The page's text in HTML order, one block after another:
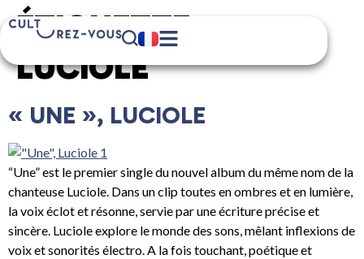
ÉTIQUETTE :
LUCIOLE
« UNE », LUCIOLE
“Une” est le premier single du nouvel album du même nom de la
chanteuse Luciole. Dans un clip toutes en ombres et en lumière,
la voix éclot et résonne, servie par une écriture précise et
sincère. Luciole explore le monde des sons, mêlant inflexions de
voix et sonorités électro. A la fois touchant, poétique et